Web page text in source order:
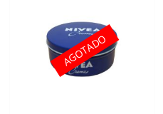
AGOTADO